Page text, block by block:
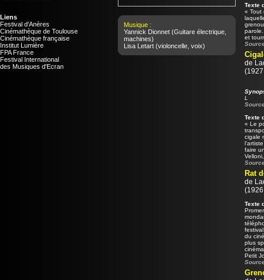
Liens
Festival d'Anères
Cinémathèque de Toulouse
Cinémathèque française
Institut Lumière
FPA France
Festival International
des Musiques d'Ecran
Musique :
Yannick Dionnet (Guitare électrique,
machines)
Lisa Letart (violoncelle, voix)
Texte
« Tout
et
de
L
Texte
« Le
cigale
faire
Rat
de
Texte
du
plus
Petit